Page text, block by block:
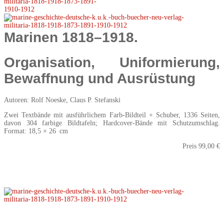
Marinen 1818–1918.
Organisation, Uniformierung,
Bewaffnung und Ausrüstung
Autoren: Rolf Noeske, Claus P. Stefanski
Zwei Textbände mit ausführlichem Farb-Bildteil + Schuber, 1336 Seiten,
davon 304 farbige Bildtafeln; Hardcover-Bände mit Schutzumschlag.
Format: 18,5 × 26 cm
Preis 99,00 €